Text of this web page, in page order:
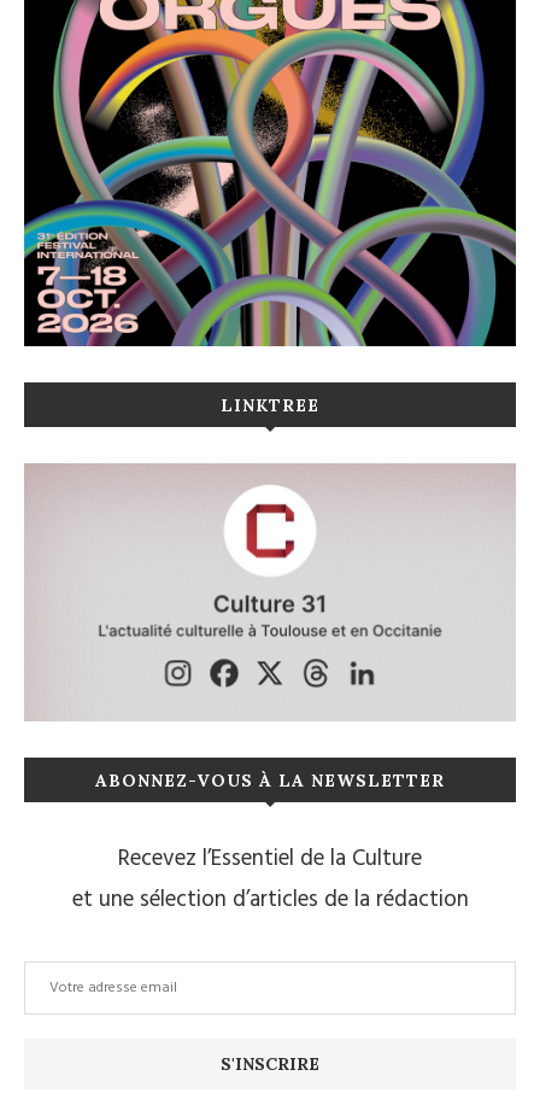
LINKTREE
ABONNEZ-VOUS À LA NEWSLETTER
Recevez l’Essentiel de la Culture
et une sélection d’articles de la rédaction